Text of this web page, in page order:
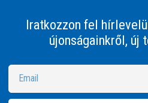
Iratkozzon fel
újonságainkről, új